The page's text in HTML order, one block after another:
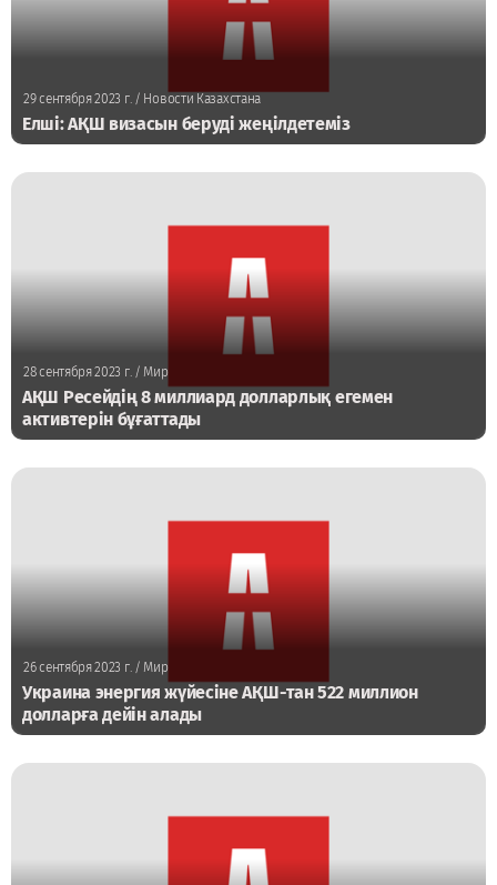
29 сентября 2023 г./ Новости Казахстана
Елші: АҚШ визасын беруді жеңілдетеміз
28 сентября 2023 г./ Мир
АҚШ Ресейдің 8 миллиард долларлық егемен
активтерін бұғаттады
26 сентября 2023 г./ Мир
Украина энергия жүйесіне АҚШ-тан 522 миллион
долларға дейін алады